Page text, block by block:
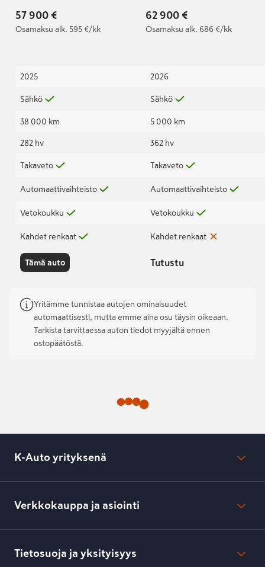
57 900 €
Osamaksu alk. 595 €/kk
2025
Sähkö
38 000 km
282 hv
Takaveto
Automaattivaihteisto
Vetokoukku
Kahdet renkaat
Tämä auto
VETOKOUKKU I 5.
VUODEN/150TKM
62 900 €
Osamaksu alk. 686 €/kk
2026
Sähkö
5 000 km
362 hv
Takaveto
Automaattivaihteisto
Vetokoukku
Kahdet renkaat
Tutustu
Yritämme tunnistaa autojen ominaisuudet
automaattisesti, mutta emme aina osu täysin oikeaan.
Tarkista tarvittaessa auton tiedot myyjältä ennen
ostopäätöstä.
K-Auto yrityksenä
Lehdistötiedotteet
Toimipisteiden yhteystiedot
Verkkokauppa ja asiointi
Toimitustavat ja -kulut
Verkkokaupan peruuttamisilmoitus
Tietosuoja ja yksityisyys